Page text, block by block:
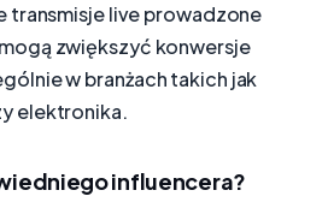
transmisje live prowadzone
zwiększyć konwersje
w branżach takich jak
elektronika.
influencera?